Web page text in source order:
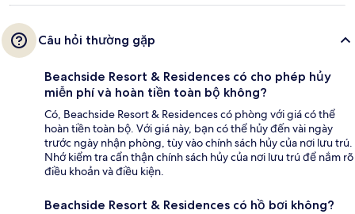
Câu hỏi thường gặp
Beachside Resort & Residences có cho phép hủy
miễn phí và hoàn tiền toàn bộ không?
Có, Beachside Resort & Residences có phòng với giá có thể
hoàn tiền toàn bộ. Với giá này, bạn có thể hủy đến vài ngày
trước ngày nhận phòng, tùy vào chính sách hủy của nơi lưu trú.
Nhớ kiểm tra cẩn thận chính sách hủy của nơi lưu trú để nắm rõ
điều khoản và điều kiện.
Beachside Resort & Residences có hồ bơi không?